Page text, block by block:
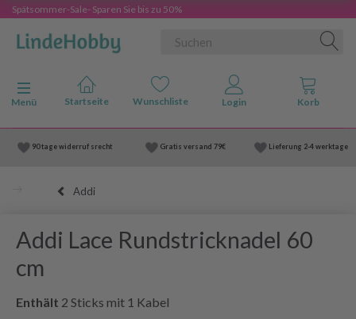
Spätsommer-Sale- Sparen Sie bis zu 50%
Anzeige ändern
Menü
90 tage widerruf srecht Gratis versand 79€ Lieferung 2-4 werktage
Addi
Addi Lace Rundstricknadel 60
cm
Enthält 2 Sticks mit 1 Kabel